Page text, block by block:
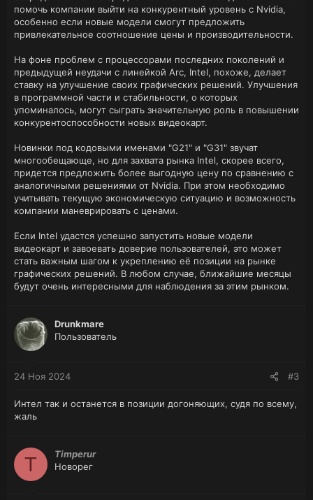
помочь компании выйти на конкурентный уровень с Nvidia,
особенно если новые модели смогут предложить
привлекательное соотношение цены и производительности.
На фоне проблем с процессорами последних поколений и
предыдущей неудачи с линейкой Arc, Intel, похоже, делает
ставку на улучшение своих графических решений. Улучшения
в программной части и стабильности, о которых
упоминалось, могут сыграть значительную роль в повышении
конкурентоспособности новых видеокарт.
Новинки под кодовыми именами "G21" и "G31" звучат
многообещающе, но для захвата рынка Intel, скорее всего,
придется предложить более выгодную цену по сравнению с
аналогичными решениями от Nvidia. При этом необходимо
учитывать текущую экономическую ситуацию и возможность
компании маневрировать с ценами.
Если Intel удастся успешно запустить новые модели
видеокарт и завоевать доверие пользователей, это может
стать важным шагом к укреплению её позиции на рынке
графических решений. В любом случае, ближайшие месяцы
будут очень интересными для наблюдения за этим рынком.
Drunkmare
Пользователь
24 Ноя 2024 #3
Интел так и останется в позиции догоняющих, судя по всему,
жаль
T
Timperur
Новорег